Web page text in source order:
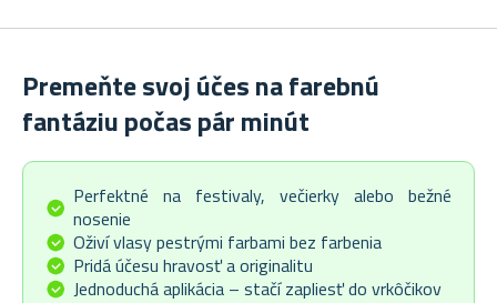
Premeňte svoj účes na farebnú
fantáziu počas pár minút
Perfektné na festivaly, večierky alebo bežné
nosenie
Oživí vlasy pestrými farbami bez farbenia
Pridá účesu hravosť a originalitu
Jednoduchá aplikácia – stačí zapliesť do vrkôčikov